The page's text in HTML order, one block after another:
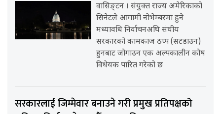
वासिङ्टन । संयुक्त राज्य अमेरिकाको
सिनेटले आगामी नोभेम्बरमा हुने
मध्यावधि निर्वाचनअघि संघीय
सरकारको कामकाज ठप्प (सटडाउन)
हुनबाट जोगाउन एक अल्पकालीन कोष
विधेयक पारित गरेको छ
सरकारलाई जिम्मेवार बनाउने गरी प्रमुख प्रतिपक्षको